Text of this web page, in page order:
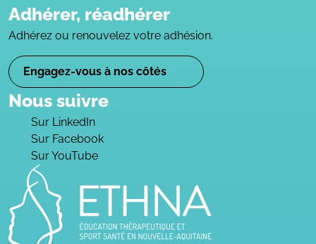
Adhérer, réadhérer
Adhérez ou renouvelez votre adhésion.
Engagez-vous à nos côtés
Nous suivre
Sur LinkedIn
Sur Facebook
Sur YouTube